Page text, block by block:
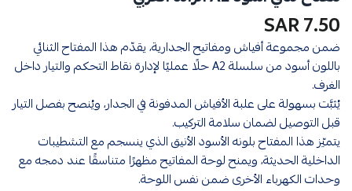
7.50 SAR
ضمن مجموعة أفياش ومفاتيح الجدارية، يقدّم هذا المفتاح الثنائي
باللون أسود من سلسلة A2 حلًا عمليًا لإدارة نقاط التحكم والتيار داخل
الغرف.
يُثبَّت بسهولة على علبة الأفياش المدفونة في الجدار، ويُنصح بفصل التيار
قبل التوصيل لضمان سلامة التركيب.
يتميّز هذا المفتاح بلونه الأسود الأنيق الذي ينسجم مع التشطيبات
الداخلية الحديثة، ويمنح لوحة المفاتيح مظهرًا متناسقًا عند دمجه مع
وحدات الكهرباء الأخرى ضمن نفس اللوحة.